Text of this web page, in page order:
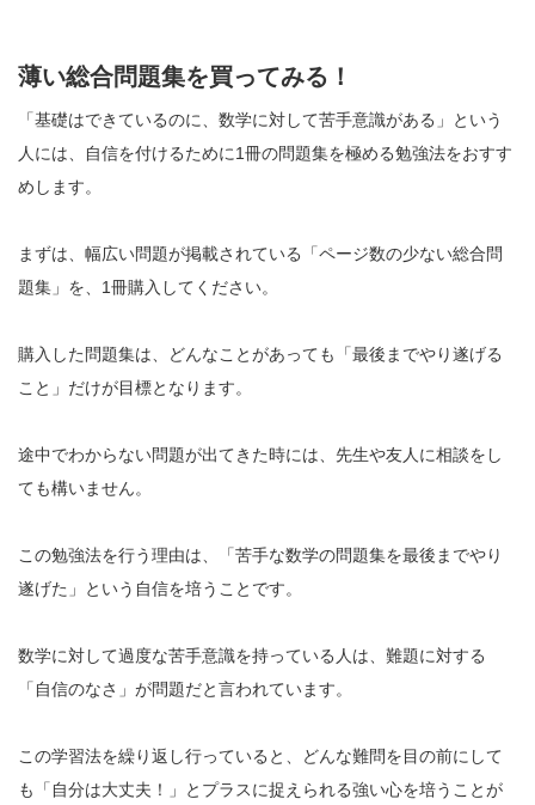
薄い総合問題集を買ってみる！
「基礎はできているのに、数学に対して苦手意識がある」という
人には、自信を付けるために1冊の問題集を極める勉強法をおすす
めします。
まずは、幅広い問題が掲載されている「ページ数の少ない総合問
題集」を、1冊購入してください。
購入した問題集は、どんなことがあっても「最後までやり遂げる
こと」だけが目標となります。
途中でわからない問題が出てきた時には、先生や友人に相談をし
ても構いません。
この勉強法を行う理由は、「苦手な数学の問題集を最後までやり
遂げた」という自信を培うことです。
数学に対して過度な苦手意識を持っている人は、難題に対する
「自信のなさ」が問題だと言われています。
この学習法を繰り返し行っていると、どんな難問を目の前にして
も「自分は大丈夫！」とプラスに捉えられる強い心を培うことが